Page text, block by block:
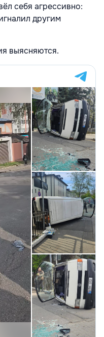
себя агрессивно:
другим
выясняются.